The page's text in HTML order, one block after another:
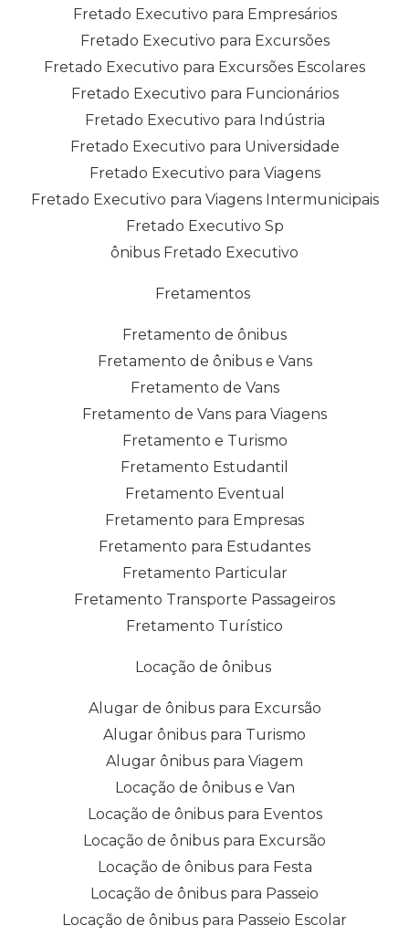
Fretado Executivo para Empresários
Fretado Executivo para Excursões
Fretado Executivo para Excursões Escolares
Fretado Executivo para Funcionários
Fretado Executivo para Indústria
Fretado Executivo para Universidade
Fretado Executivo para Viagens
Fretado Executivo para Viagens Intermunicipais
Fretado Executivo Sp
ônibus Fretado Executivo
Fretamentos
Fretamento de ônibus
Fretamento de ônibus e Vans
Fretamento de Vans
Fretamento de Vans para Viagens
Fretamento e Turismo
Fretamento Estudantil
Fretamento Eventual
Fretamento para Empresas
Fretamento para Estudantes
Fretamento Particular
Fretamento Transporte Passageiros
Fretamento Turístico
Locação de ônibus
Alugar de ônibus para Excursão
Alugar ônibus para Turismo
Alugar ônibus para Viagem
Locação de ônibus e Van
Locação de ônibus para Eventos
Locação de ônibus para Excursão
Locação de ônibus para Festa
Locação de ônibus para Passeio
Locação de ônibus para Passeio Escolar